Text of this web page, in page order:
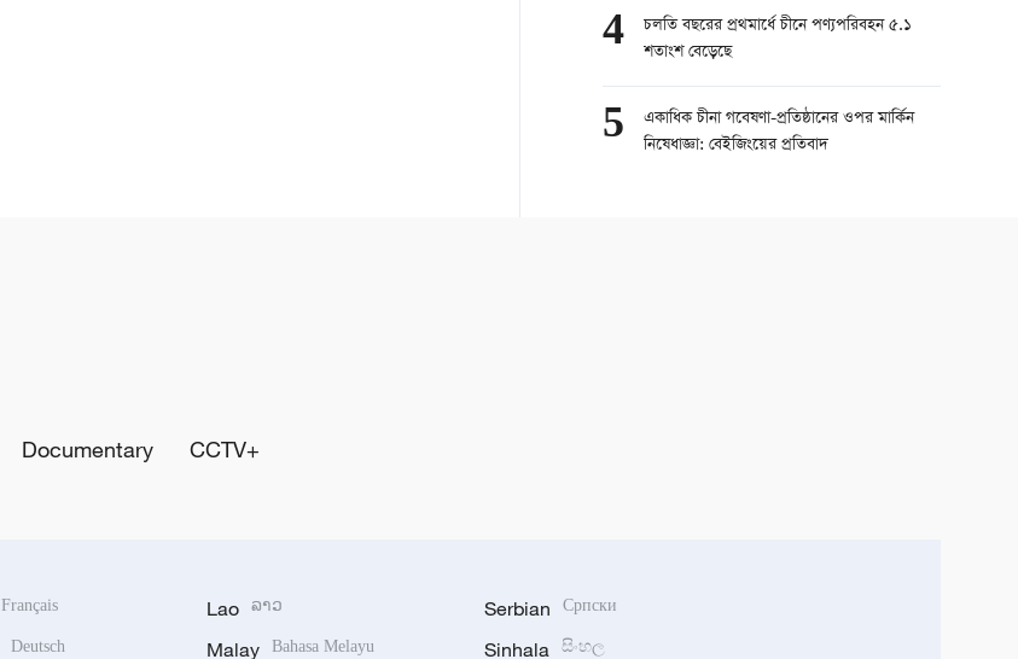
4
চলতি বছরের প্রথমার্ধে চীনে পণ্যপরিবহন ৫.১
শতাংশ বেড়েছে
5
একাধিক চীনা গবেষণা-প্রতিষ্ঠানের ওপর মার্কিন
নিষেধাজ্ঞা: বেইজিংয়ের প্রতিবাদ
Documentary CCTV+
Français
Deutsch
Lao ລາວ
Malay Bahasa Melayu
Serbian Српски
Sinhala සිංහල